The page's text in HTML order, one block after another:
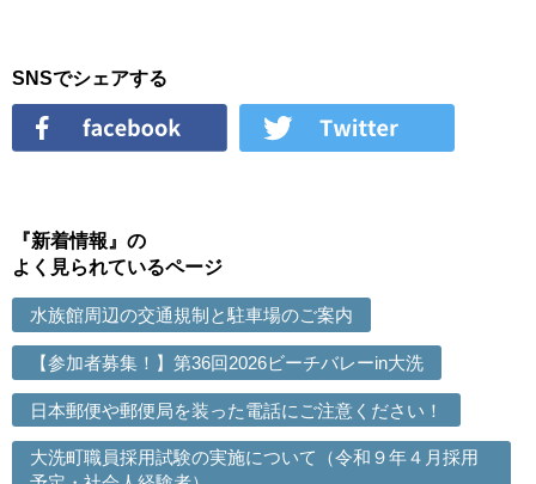
SNSでシェアする
『新着情報』の
よく見られているページ
水族館周辺の交通規制と駐車場のご案内
【参加者募集！】第36回2026ビーチバレーin大洗
日本郵便や郵便局を装った電話にご注意ください！
大洗町職員採用試験の実施について（令和９年４月採用